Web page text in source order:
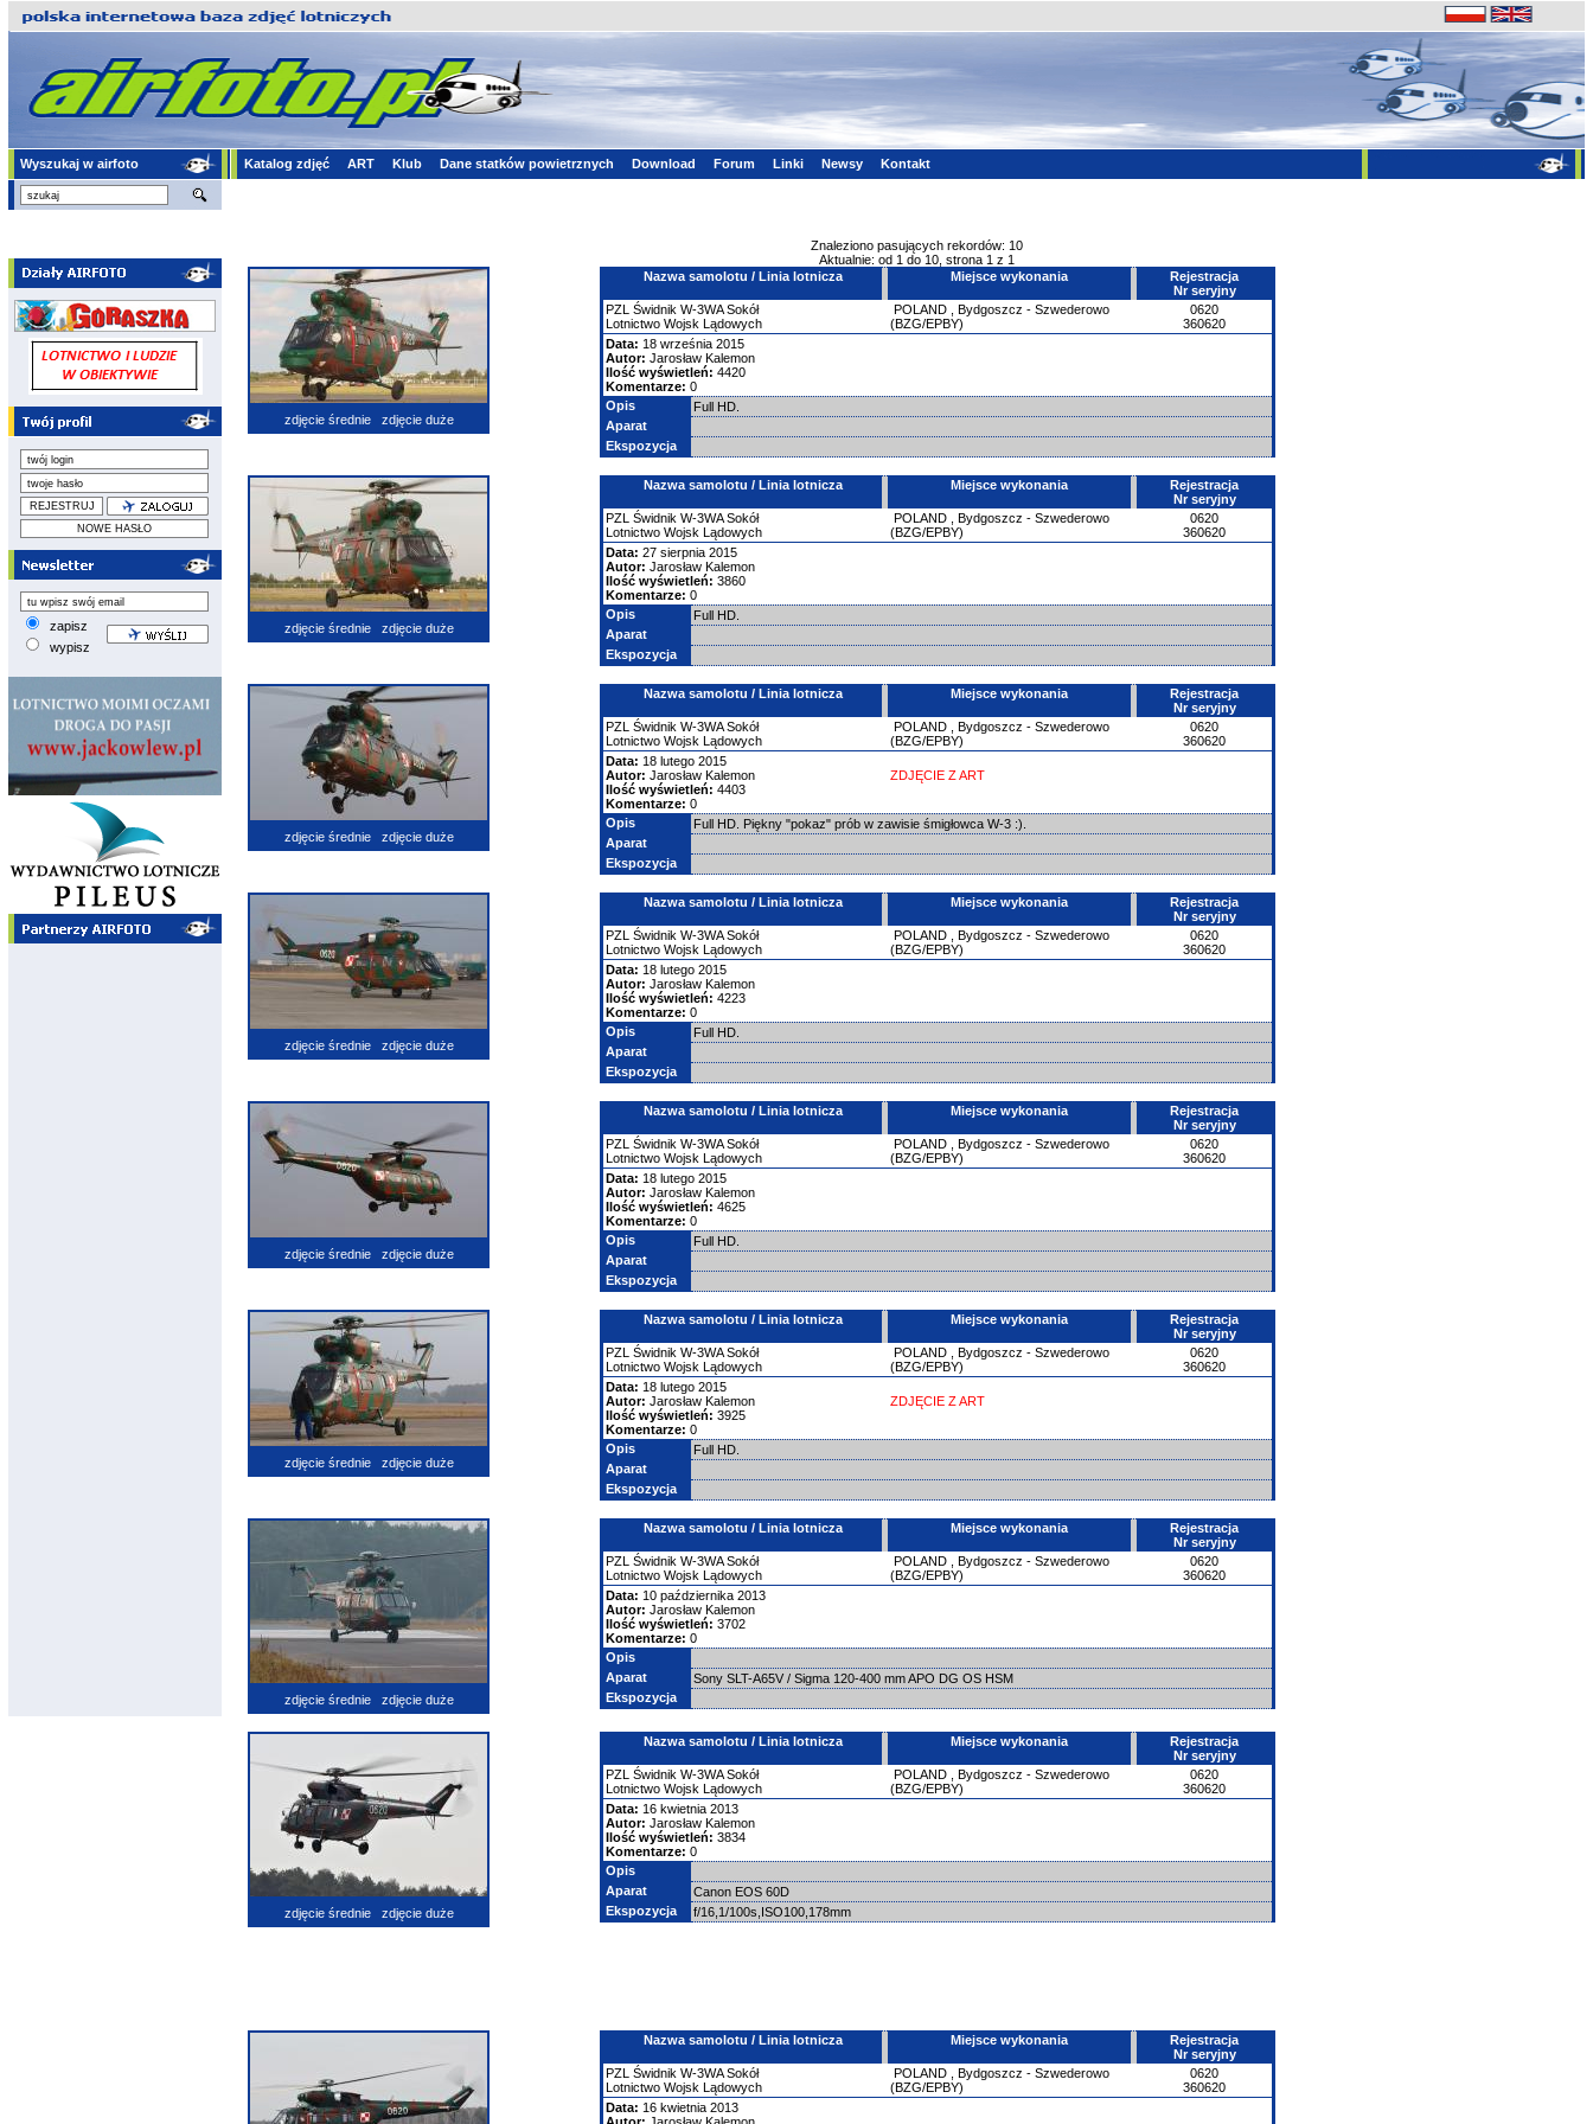
Wyszukaj w airfoto Katalog zdjęć ART Klub Dane statków powietrznych Download Forum Linki Newsy Kontakt
zapisz
wypisz
Znaleziono pasujących rekordów: 10
Aktualnie: od 1 do 10, strona 1 z 1
zdjęcie średnie zdjęcie duże
Nazwa samolotu / Linia lotnicza Miejsce wykonania
Rejestracja
Nr seryjny
PZL Świdnik W-3WA Sokół
Lotnictwo Wojsk Lądowych
POLAND
Bydgoszcz - Szwederowo
(BZG/EPBY)
0620
360620
Data: 18 września 2015
Autor: Jarosław Kalemon
Ilość wyświetleń: 4420
Komentarze: 0
Opis
Full HD.
Aparat
Ekspozycja
zdjęcie średnie zdjęcie duże
Nazwa samolotu / Linia lotnicza Miejsce wykonania
Rejestracja
Nr seryjny
PZL Świdnik W-3WA Sokół
Lotnictwo Wojsk Lądowych
POLAND
Bydgoszcz - Szwederowo
(BZG/EPBY)
0620
360620
Data: 27 sierpnia 2015
Autor: Jarosław Kalemon
Ilość wyświetleń: 3860
Komentarze: 0
Opis
Full HD.
Aparat
Ekspozycja
zdjęcie średnie zdjęcie duże
Nazwa samolotu / Linia lotnicza Miejsce wykonania
Rejestracja
Nr seryjny
PZL Świdnik W-3WA Sokół
Lotnictwo Wojsk Lądowych
POLAND
Bydgoszcz - Szwederowo
(BZG/EPBY)
0620
360620
Data: 18 lutego 2015
Autor: Jarosław Kalemon
Ilość wyświetleń: 4403
Komentarze: 0
ZDJĘCIE Z ART
Opis
Full HD. Piękny "pokaz" prób w zawisie śmigłowca W-3 :).
Aparat
Ekspozycja
zdjęcie średnie zdjęcie duże
Nazwa samolotu / Linia lotnicza Miejsce wykonania
Rejestracja
Nr seryjny
PZL Świdnik W-3WA Sokół
Lotnictwo Wojsk Lądowych
POLAND
Bydgoszcz - Szwederowo
(BZG/EPBY)
0620
360620
Data: 18 lutego 2015
Autor: Jarosław Kalemon
Ilość wyświetleń: 4223
Komentarze: 0
Opis
Full HD.
Aparat
Ekspozycja
zdjęcie średnie zdjęcie duże
Nazwa samolotu / Linia lotnicza Miejsce wykonania
Rejestracja
Nr seryjny
PZL Świdnik W-3WA Sokół
Lotnictwo Wojsk Lądowych
POLAND
Bydgoszcz - Szwederowo
(BZG/EPBY)
0620
360620
Data: 18 lutego 2015
Autor: Jarosław Kalemon
Ilość wyświetleń: 4625
Komentarze: 0
Opis
Full HD.
Aparat
Ekspozycja
zdjęcie średnie zdjęcie duże
Nazwa samolotu / Linia lotnicza Miejsce wykonania
Rejestracja
Nr seryjny
PZL Świdnik W-3WA Sokół
Lotnictwo Wojsk Lądowych
POLAND
Bydgoszcz - Szwederowo
(BZG/EPBY)
0620
360620
Data: 18 lutego 2015
Autor: Jarosław Kalemon
Ilość wyświetleń: 3925
Komentarze: 0
ZDJĘCIE Z ART
Opis
Full HD.
Aparat
Ekspozycja
zdjęcie średnie zdjęcie duże
Nazwa samolotu / Linia lotnicza Miejsce wykonania
Rejestracja
Nr seryjny
PZL Świdnik W-3WA Sokół
Lotnictwo Wojsk Lądowych
POLAND
Bydgoszcz - Szwederowo
(BZG/EPBY)
0620
360620
Data: 10 października 2013
Autor: Jarosław Kalemon
Ilość wyświetleń: 3702
Komentarze: 0
Opis
Aparat
Sony SLT-A65V / Sigma 120-400 mm APO DG OS HSM
Ekspozycja
zdjęcie średnie zdjęcie duże
Nazwa samolotu / Linia lotnicza Miejsce wykonania
Rejestracja
Nr seryjny
PZL Świdnik W-3WA Sokół
Lotnictwo Wojsk Lądowych
POLAND
Bydgoszcz - Szwederowo
(BZG/EPBY)
0620
360620
Data: 16 kwietnia 2013
Autor: Jarosław Kalemon
Ilość wyświetleń: 3834
Komentarze: 0
Opis
Aparat
Canon EOS 60D
Ekspozycja
f/16,1/100s,ISO100,178mm
Nazwa samolotu / Linia lotnicza Miejsce wykonania
Rejestracja
Nr seryjny
PZL Świdnik W-3WA Sokół
Lotnictwo Wojsk Lądowych
POLAND
Bydgoszcz - Szwederowo
(BZG/EPBY)
0620
360620
Data: 16 kwietnia 2013